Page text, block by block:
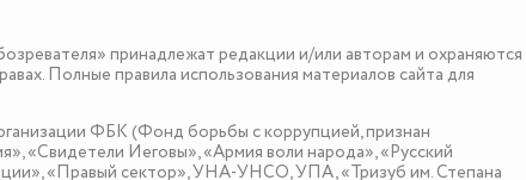
принадлежат редакции и/или авторам и охраняются
Полные правила использования материалов сайта для
ФБК (Фонд борьбы с коррупцией, признан
«Свидетели Иеговы», «Армия воли народа», «Русский
«Правый сектор», УНА-УНСО, УПА, «Тризуб им. Степана